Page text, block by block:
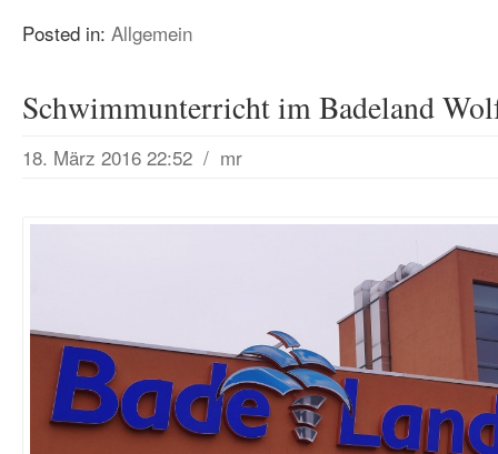
Posted in: Allgemein
Schwimmunterricht im Badeland
18. März 2016 22:52 / mr